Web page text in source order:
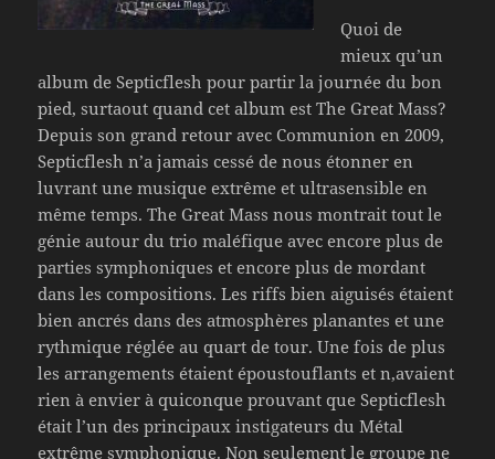
Quoi de
mieux qu’un
album de Septicflesh pour partir la journée du bon
pied, surtaout quand cet album est The Great Mass?
Depuis son grand retour avec Communion en 2009,
Septicflesh n’a jamais cessé de nous étonner en
luvrant une musique extrême et ultrasensible en
même temps. The Great Mass nous montrait tout le
génie autour du trio maléfique avec encore plus de
parties symphoniques et encore plus de mordant
dans les compositions. Les riffs bien aiguisés étaient
bien ancrés dans des atmosphères planantes et une
rythmique réglée au quart de tour. Une fois de plus
les arrangements étaient époustouflants et n,avaient
rien à envier à quiconque prouvant que Septicflesh
était l’un des principaux instigateurs du Métal
extrême symphonique. Non seulement le groupe ne